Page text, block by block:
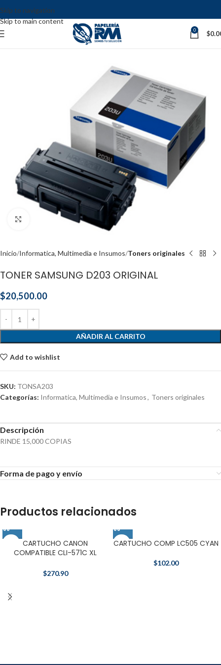
Skip to navigation
Skip to main content
0 $
Click to enlarge
Inicio Informatica, Multimedia e Insumos Toners originales
TONER SAMSUNG D203 ORIGINAL
$20,500.00
AÑADIR AL CARRITO
Add to wishlist
SKU: TONSA203
Categorías: Informatica, Multimedia e Insumos, Toners originales
Descripción
RINDE 15,000 COPIAS
Forma de pago y envío
Productos relacionados
CARTUCHO CANON
COMPATIBLE CLI-571C XL
$270.90
CARTUCHO COMP LC505 CYAN
$102.00